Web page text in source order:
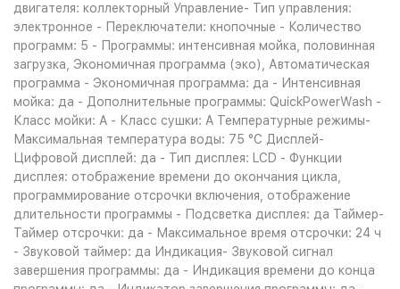
двигателя: коллекторный Управление- Тип управления:
электронное - Переключатели: кнопочные - Количество
программ: 5 - Программы: интенсивная мойка, половинная
загрузка, Экономичная программа (эко), Автоматическая
программа - Экономичная программа: да - Интенсивная
мойка: да - Дополнительные программы: QuickPowerWash -
Класс мойки: A - Класс сушки: A Температурные режимы-
Максимальная температура воды: 75 °С Дисплей-
Цифровой дисплей: да - Тип дисплея: LCD - Функции
дисплея: отображение времени до окончания цикла,
программирование отсрочки включения, отображение
длительности программы - Подсветка дисплея: да Таймер-
Таймер отсрочки: да - Максимальное время отсрочки: 24 ч
- Звуковой таймер: да Индикация- Звуковой сигнал
завершения программы: да - Индикация времени до конца